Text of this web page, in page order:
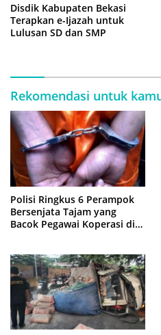
Disdik Kabupaten Bekasi
Terapkan e-Ijazah untuk
Lulusan SD dan SMP
Rekomendasi untuk
Polisi Ringkus 6 Perampok
Bersenjata Tajam yang
Bacok Pegawai Koperasi di